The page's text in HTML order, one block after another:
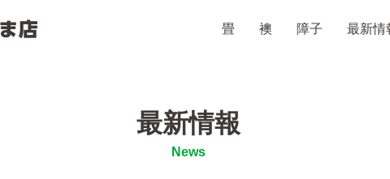
山田たたみ・ふすま店
畳 襖 障子 最新情
最新情報
News